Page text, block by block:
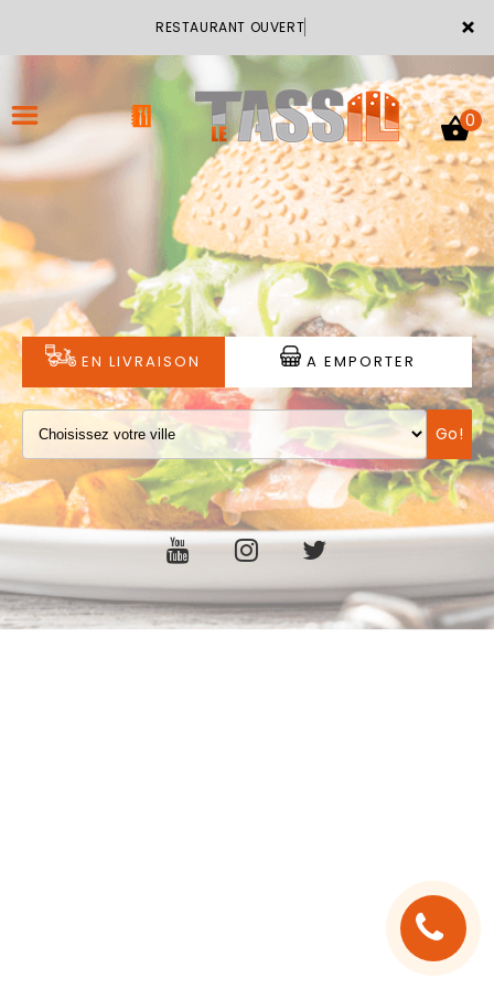
×
RESTAURANT OUVERT
ACCUEIL
LA CARTE
VOTRE COMPTE
NOTRE RESTAURANT
VOS AVIS
MENTIONS LÉGALES
C.G.V
0
EN LIVRAISON A EMPORTER
Go!